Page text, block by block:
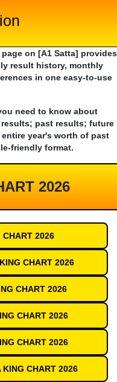
on [A1 Satta] provides
result history, monthly
in one easy-to-use
need to know about
past results; future
year's worth of past
friendly format.
2026
CHART 2026
CHART 2026
CHART 2026
CHART 2026
CHART 2026
KING CHART 2026